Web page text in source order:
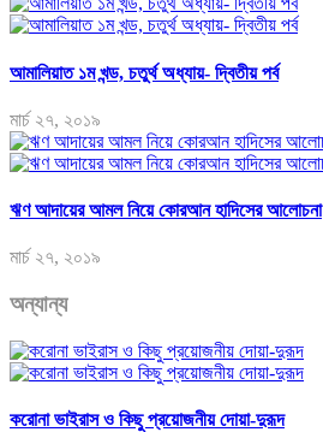
আমালিয়াত ১ম খন্ড, চতুর্থ অধ্যায়- দ্বিতীয় পর্ব
মার্চ ২৭, ২০১৯
ঋণ আদায়ের আমল নিয়ে কোরআন হাদিসের আলোচনা
মার্চ ২৭, ২০১৯
অন্যান্য
করোনা ভাইরাস ও কিছু প্রয়োজনীয় দোয়া-দুরূদ